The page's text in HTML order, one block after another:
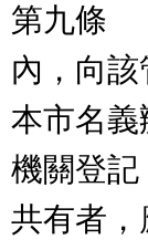
第九條
內，向
本市名
機關登記
共有者